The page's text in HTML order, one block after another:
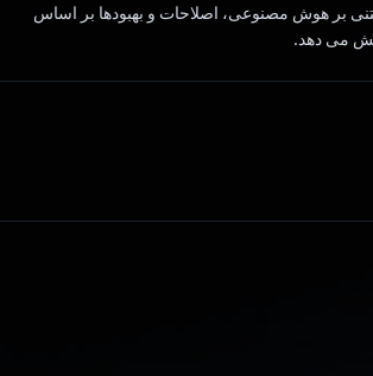
بر هوش مصنوعی، اصلاحات و بهبودها بر اساس
می دهد.